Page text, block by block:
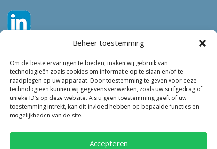
Beheer toestemming
Om de beste ervaringen te bieden, maken wij gebruik van
technologieën zoals cookies om informatie op te slaan en/of te
raadplegen op uw apparaat. Door toestemming te geven voor deze
technologieën kunnen wij gegevens verwerken, zoals uw surfgedrag of
unieke ID’s op deze website. Als u geen toestemming geeft of uw
toestemming intrekt, kan dit invloed hebben op bepaalde functies en
mogelijkheden van de site.
Accepteren
Tags
VEILIGHEID LEEFBAARHEID
OM KINDEREN